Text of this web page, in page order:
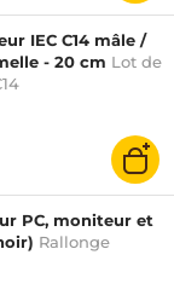
IEC C14 mâle /
- 20 cm Lot de
PC, moniteur et
Rallonge